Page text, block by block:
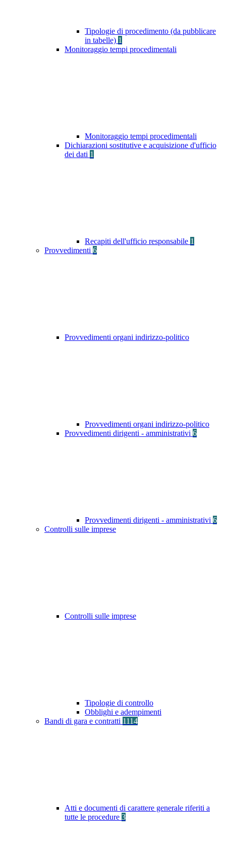
Tipologie di procedimento (da pubblicare
in tabelle) 1
Monitoraggio tempi procedimentali
Monitoraggio tempi procedimentali
Dichiarazioni sostitutive e acquisizione d'ufficio
dei dati 1
Recapiti dell'ufficio responsabile 1
Provvedimenti 6
Provvedimenti organi indirizzo-politico
Provvedimenti organi indirizzo-politico
Provvedimenti dirigenti - amministrativi 6
Provvedimenti dirigenti - amministrativi 6
Controlli sulle imprese
Controlli sulle imprese
Tipologie di controllo
Obblighi e adempimenti
Bandi di gara e contratti 1114
Atti e documenti di carattere generale riferiti a
tutte le procedure 3